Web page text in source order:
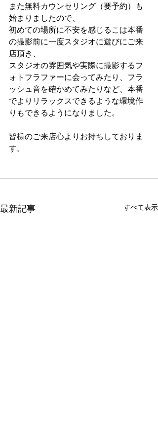
また無料カウンセリング（要予約）も
始まりましたので、
初めての場所に不安を感じるこは本番
の撮影前に一度スタジオに遊びにご来
店頂き、
スタジオの雰囲気や実際に撮影するフ
ォトフラファーに会ってみたり、フラ
ッシュ音を確かめてみたりなど、本番
でよりリラックスできるような環境作
りもできるようになりました。
皆様のご来店心よりお持ちしておりま
す。
最新記事 すべて表示